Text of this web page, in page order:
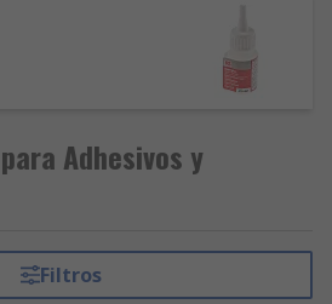
Adhesivos y
Filtros